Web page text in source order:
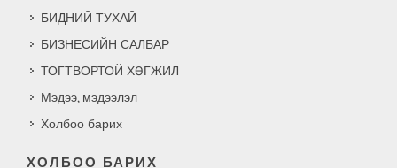
БИДНИЙ ТУХАЙ
БИЗНЕСИЙН САЛБАР
ТОГТВОРТОЙ ХӨГЖИЛ
Мэдээ, мэдээлэл
Холбоо барих
ХОЛБОО БАРИХ